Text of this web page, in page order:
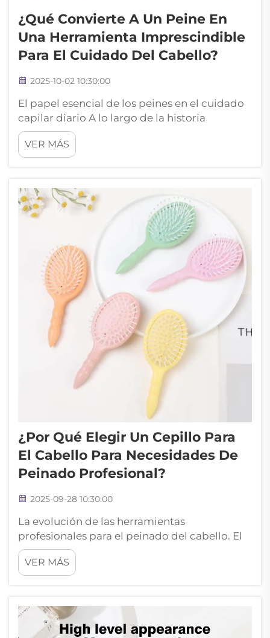
¿Qué Convierte A Un Peine En
Una Herramienta Imprescindible
Para El Cuidado Del Cabello?
2025-10-02 10:30:00
El papel esencial de los peines en el cuidado
capilar diario A lo largo de la historia
humana, el humilde peine ha permanecido
como una herramienta indispensable para
mantener un cabello sano y bien arreglado.
época moderna, este instrumento simple
pero efectivo h...
VER MÁS
¿Por Qué Elegir Un Cepillo Para
El Cabello Para Necesidades De
Peinado Profesional?
2025-09-28 10:30:00
La evolución de las herramientas
profesionales para el peinado del cabello. El
arte del peinado ha transformado
drásticamente a lo largo de los siglos, y el
sencillo cepillo para el cabello se ha
esenciales tanto en salones profesionales
como en rutinas de cuidado personal en el
VER MÁS